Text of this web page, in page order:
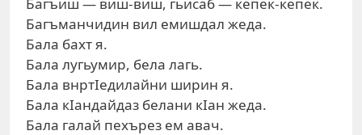
Багъманчидин вил емишдал жеда.
Бала бахт я.
Бала лугьумир, бела лагь.
Бала внртIедилайни ширин я.
Бала кIандайдаз белани кIан жеда.
Бала галай пехърез ем авач.